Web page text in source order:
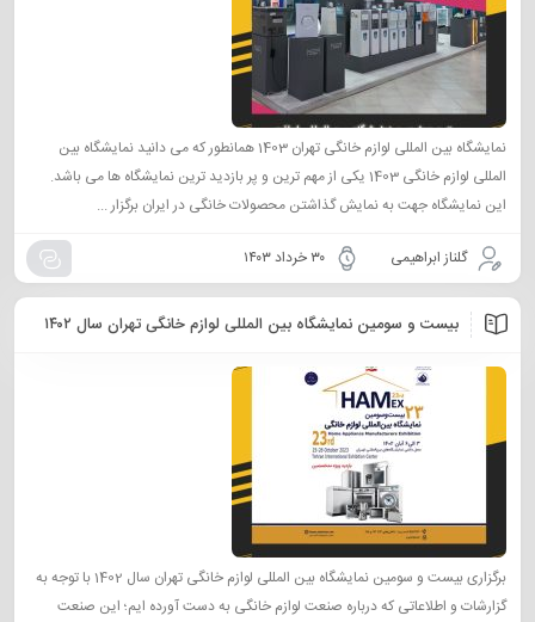
نمایشگاه بین المللی لوازم خانگی تهران 1403 همانطور که می دانید نمایشگاه بین
المللی لوازم خانگی 1403 یکی از مهم ترین و پر بازدید ترین نمایشگاه ها می باشد.
این نمایشگاه جهت به نمایش گذاشتن محصولات خانگی در ایران برگزار ...
گلناز ابراهیمی ۳۰ خرداد ۱۴۰۳
بیست و سومین نمایشگاه بین المللی لوازم خانگی تهران سال ۱۴۰۲
برگزاری بیست و سومین نمایشگاه بین المللی لوازم خانگی تهران سال 1402 با توجه به
گزارشات و اطلاعاتی که درباره صنعت لوازم خانگی به دست آورده ایم؛ این صنعت